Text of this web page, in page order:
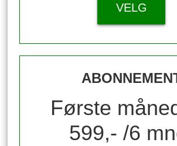
VELG
Første
599,- /6